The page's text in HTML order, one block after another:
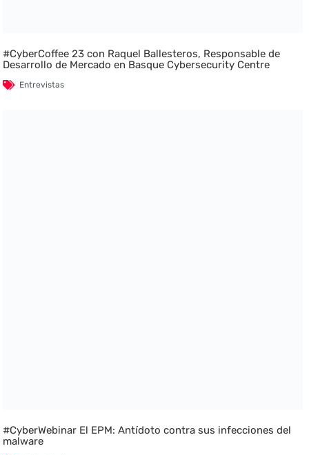
#CyberCoffee 23 con Raquel Ballesteros, Responsable de
Desarrollo de Mercado en Basque Cybersecurity Centre
Entrevistas
#CyberWebinar El EPM: Antídoto contra sus infecciones del
malware